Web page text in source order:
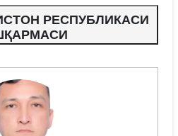
РЕСПУБЛИКАСИ